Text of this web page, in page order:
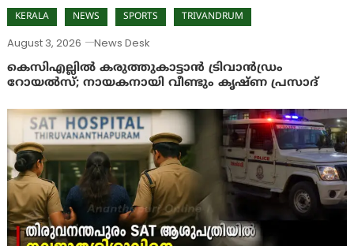
KERALA NEWS SPORTS TRIVANDRUM
August 3, 2026
News Desk
കെസിഎല്ലിൽ കരുത്തുകാട്ടാൻ ട്രിവാൻഡ്രം
റോയൽസ്; നായകനായി വീണ്ടും കൃഷ്ണ പ്രസാദ്